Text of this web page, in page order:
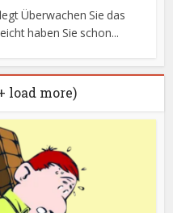
Überwachen Sie das
haben Sie schon...
load more)